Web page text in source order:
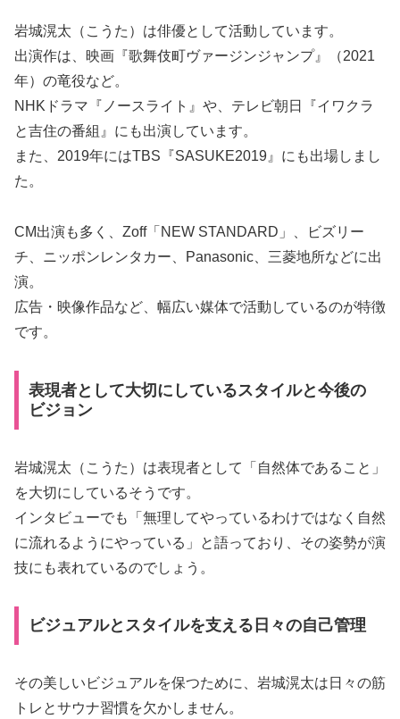
岩城滉太（こうた）は俳優として活動しています。
出演作は、映画『歌舞伎町ヴァージンジャンプ』（2021
年）の竜役など。
NHKドラマ『ノースライト』や、テレビ朝日『イワクラ
と吉住の番組』にも出演しています。
また、2019年にはTBS『SASUKE2019』にも出場しまし
た。
CM出演も多く、Zoff「NEW STANDARD」、ビズリー
チ、ニッポンレンタカー、Panasonic、三菱地所などに出
演。
広告・映像作品など、幅広い媒体で活動しているのが特徴
です。
表現者として大切にしているスタイルと今後の
ビジョン
岩城滉太（こうた）は表現者として「自然体であること」
を大切にしているそうです。
インタビューでも「無理してやっているわけではなく自然
に流れるようにやっている」と語っており、その姿勢が演
技にも表れているのでしょう。
ビジュアルとスタイルを支える日々の自己管理
その美しいビジュアルを保つために、岩城滉太は日々の筋
トレとサウナ習慣を欠かしません。